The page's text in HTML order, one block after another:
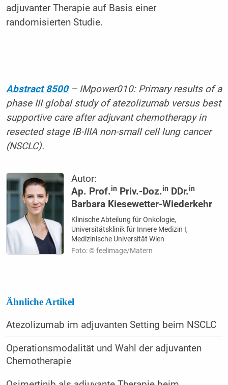
adjuvanter Therapie auf Basis einer
randomisierten Studie.
Abstract 8500– IMpower010: Primary results of a
phase III global study of atezolizumab versus best
supportive care after adjuvant chemotherapy in
resected stage IB-IIIA non-small cell lung cancer
(NSCLC).
Autor:
Ap. Prof.in Priv.-Doz.in DDr.in
Barbara Kiesewetter-Wiederkehr
Klinische Abteilung für Onkologie,
Universitätsklinik für Innere Medizin I,
Medizinische Universität Wien
Foto: © feelimage/Matern
Ähnliche Artikel
Atezolizumab im adjuvanten Setting beim NSCLC
Operationsmodalität und Wahl der adjuvanten
Chemotherapie